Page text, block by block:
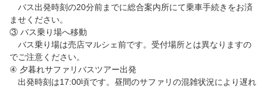
バス出発時刻の20分前までに総合案内所にて乗車手続きをお済
ませください。
③ バス乗り場へ移動
バス乗り場は売店マルシェ前です。受付場所とは異なりますの
でご注意ください。
④ 夕暮れサファリバスツアー出発
出発時刻は17:00頃です。昼間のサファリの混雑状況により遅れ